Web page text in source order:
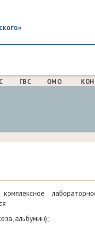
ГВС ОМО
альбумин);